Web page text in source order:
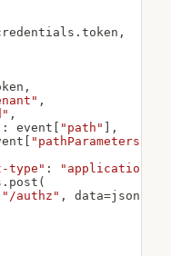
. token ,
,
,
,
: event "path"
,
"pathParameters"
type" :
"application/
. post (
"/authz" , data=json